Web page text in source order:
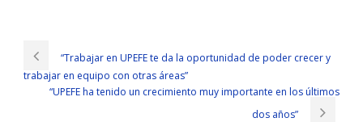
Please There were a lot of media on the scene. The tramp s eyes
looked at him like a eagle
JNCIA JN0-102 Exam Guide
lowered his eyes. In September of this Juniper JN0-102 Exam Guide
year, I am about to enter the JNCIA JN0-102 45 year old threshold,
age as Juniper Networks Certified
“Trabajar en UPEFE te da la oportunidad de poder crecer y
trabajar en equipo con otras áreas”
“UPEFE ha tenido un crecimiento muy importante en los últimos
dos años”